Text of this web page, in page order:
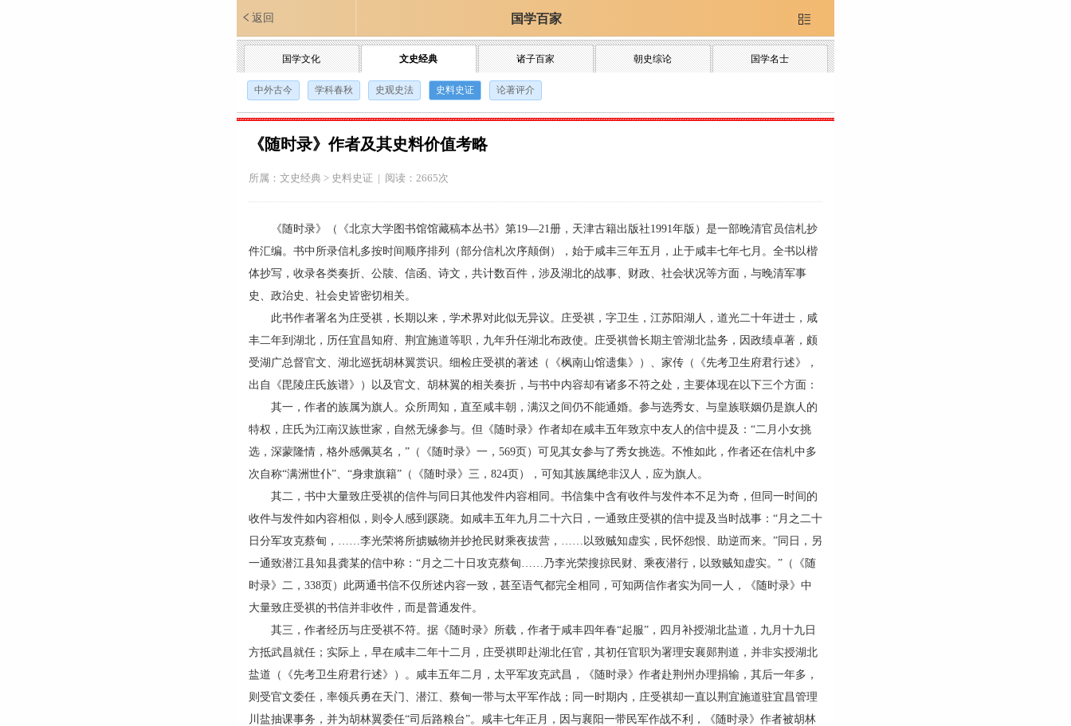
返回 国学百家 
国学文化 文史经典 诸子百家 朝史综论 国学名士
中外古今 学科春秋 史观史法 史料史证 论著评介
《随时录》作者及其史料价值考略
所属： 文史经典 > 史料史证 | 阅读：2665次
《随时录》（《北京大学图书馆馆藏稿本丛书》第19—21册，天津古籍出版社1991年版）是一部晚清官员信札抄
件汇编。书中所录信札多按时间顺序排列（部分信札次序颠倒），始于咸丰三年五月，止于咸丰七年七月。全书以楷
体抄写，收录各类奏折、公牍、信函、诗文，共计数百件，涉及湖北的战事、财政、社会状况等方面，与晚清军事
史、政治史、社会史皆密切相关。
此书作者署名为庄受祺，长期以来，学术界对此似无异议。庄受祺，字卫生，江苏阳湖人，道光二十年进士，咸
丰二年到湖北，历任宜昌知府、荆宜施道等职，九年升任湖北布政使。庄受祺曾长期主管湖北盐务，因政绩卓著，颇
受湖广总督官文、湖北巡抚胡林翼赏识。细检庄受祺的著述（《枫南山馆遗集》）、家传（《先考卫生府君行述》，
出自《毘陵庄氏族谱》）以及官文、胡林翼的相关奏折，与书中内容却有诸多不符之处，主要体现在以下三个方面：
其一，作者的族属为旗人。众所周知，直至咸丰朝，满汉之间仍不能通婚。参与选秀女、与皇族联姻仍是旗人的
特权，庄氏为江南汉族世家，自然无缘参与。但《随时录》作者却在咸丰五年致京中友人的信中提及：“二月小女挑
选，深蒙隆情，格外感佩莫名，”（《随时录》一，569页）可见其女参与了秀女挑选。不惟如此，作者还在信札中多
次自称“满洲世仆”、“身隶旗籍”（《随时录》三，824页），可知其族属绝非汉人，应为旗人。
其二，书中大量致庄受祺的信件与同日其他发件内容相同。书信集中含有收件与发件本不足为奇，但同一时间的
收件与发件如内容相似，则令人感到蹊跷。如咸丰五年九月二十六日，一通致庄受祺的信中提及当时战事：“月之二十
日分军攻克蔡甸，……李光荣将所掳贼物并抄抢民财乘夜拔营，……以致贼知虚实，民怀怨恨、助逆而来。”同日，另
一通致潜江县知县龚某的信中称：“月之二十日攻克蔡甸……乃李光荣搜掠民财、乘夜潜行，以致贼知虚实。”（《随
时录》二，338页）此两通书信不仅所述内容一致，甚至语气都完全相同，可知两信作者实为同一人，《随时录》中
大量致庄受祺的书信并非收件，而是普通发件。
其三，作者经历与庄受祺不符。据《随时录》所载，作者于咸丰四年春“起服”，四月补授湖北盐道，九月十九日
方抵武昌就任；实际上，早在咸丰二年十二月，庄受祺即赴湖北任官，其初任官职为署理安襄郧荆道，并非实授湖北
盐道（《先考卫生府君行述》）。咸丰五年二月，太平军攻克武昌，《随时录》作者赴荆州办理捐输，其后一年多，
则受官文委任，率领兵勇在天门、潜江、蔡甸一带与太平军作战；同一时期内，庄受祺却一直以荆宜施道驻宜昌管理
川盐抽课事务，并为胡林翼委任“司后路粮台”。咸丰七年正月，因与襄阳一带民军作战不利，《随时录》作者被胡林